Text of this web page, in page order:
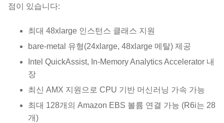
점이 있습니다:
최대 48xlarge 인스턴스 클래스 지원
bare-metal 유형(24xlarge, 48xlarge 메탈) 제공
Intel QuickAssist, In-Memory Analytics Accelerator 내
장
최신 AMX 지원으로 CPU 기반 머신러닝 가속 가능
최대 128개의 Amazon EBS 볼륨 연결 가능 (R6i는 28
개)